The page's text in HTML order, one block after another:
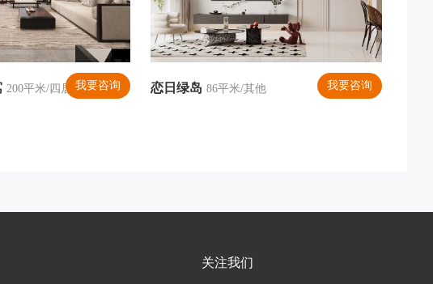
200平米/四居室我要咨询 恋日绿岛 86平米/其他 我要咨询
关注我们